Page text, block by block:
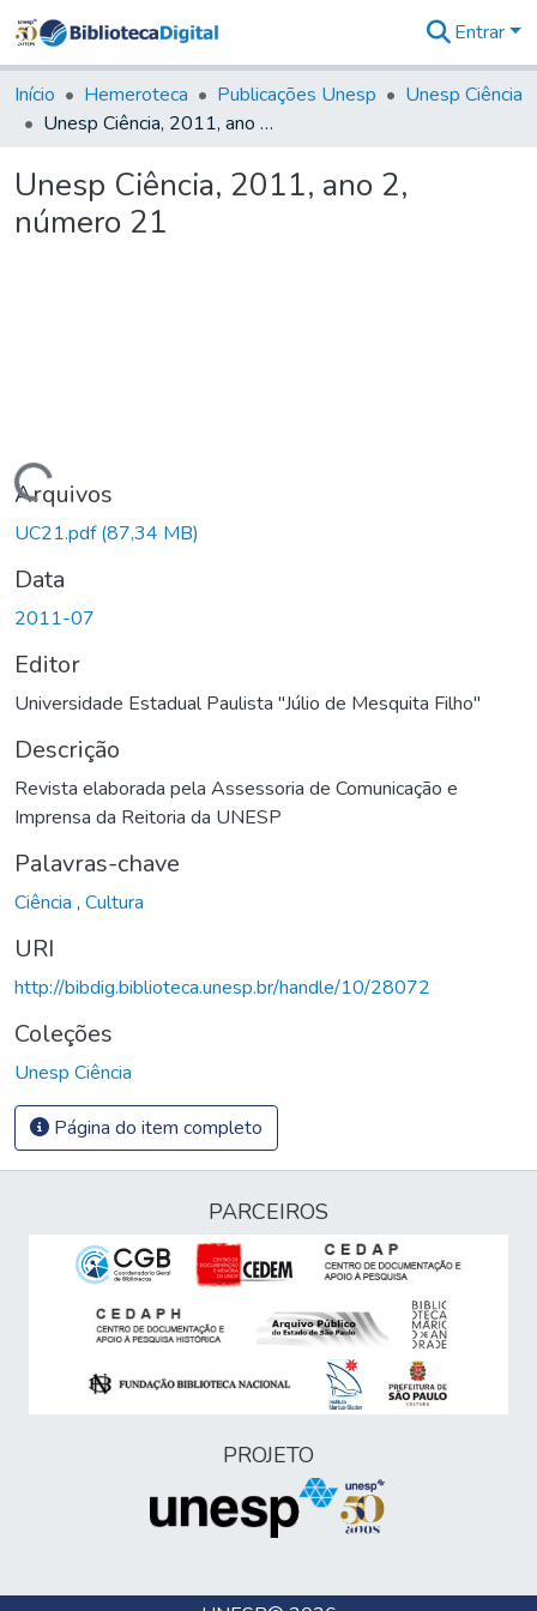
&
Coleções
Tudo na
Digital
Entrar
Início Hemeroteca Publicações Unesp
Unesp Ciência
Unesp Ciência, 2011, ano 2, número 21
Unesp Ciência, 2011, ano 2,
número 21
Carregando...
Arquivos
UC21.pdf(87,34 MB)
Data
2011-07
Editor
Universidade Estadual Paulista "Júlio de Mesquita Filho"
Descrição
Revista elaborada pela Assessoria de Comunicação e
Imprensa da Reitoria da UNESP
Palavras-chave
Ciência , Cultura
URI
http://bibdig.biblioteca.unesp.br/handle/10/28072
Coleções
Unesp Ciência
Página do item completo
PARCEIROS
PROJETO